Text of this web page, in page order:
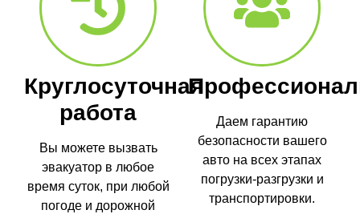
Круглосуточная
работа
Вы можете вызвать
эвакуатор в любое
время суток, при любой
погоде и дорожной
Даем гарантию
безопасности вашего
авто на всех этапах
погрузки-разгрузки и
транспортировки.